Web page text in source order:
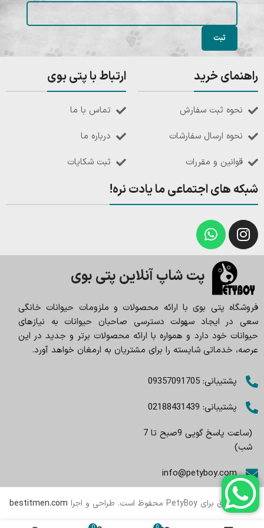
راهنمای خرید
نحوه ثبت سفارش
نحوه ارسال سفارشات
قوانین و مقررات
ارتباط با پتی بوی
تماس با ما
درباره ما
ثبت شکایات
شبکه های اجتماعی ما یادت نره!
پت شاپ آنلاین پتی بوی
فروشگاه پتی بوی با ارائه محصولات و ملزومات حیوانات خانگی
سعی در ایجاد سهولت دسترسی صاحبان حیوانات به نیازهای
حیوانات خود دارد و همواره با ارائه محصولات برتر و جدید در این
عرصه، خدماتی شایسته را برای مشتریان به ارمغان خواهد آورد.
پشتیبانی: 09357091705
پشتیبانی: 02188431439
(ساعت پاسخ گویی 9صبح تا 7
شب)
info@petyboy.com
تمام حقوق برای PetyBoy محفوظ است. طراحی و اجرا bestitmen.com